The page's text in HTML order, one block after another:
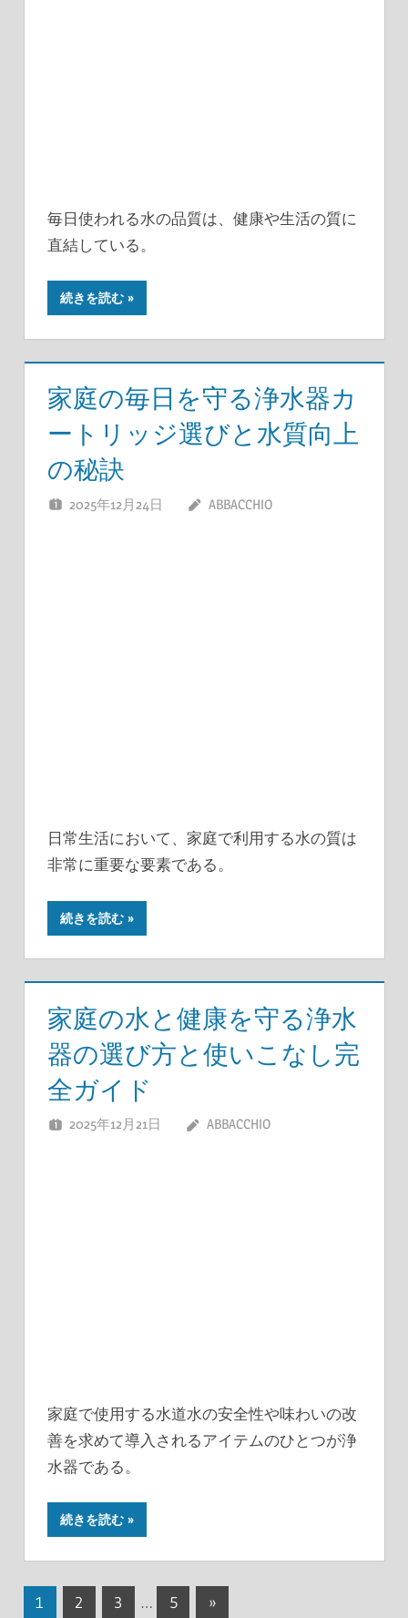
毎日使われる水の品質は、健康や生活の質に
直結している。
続きを読む
家庭の毎日を守る浄水器カ
ートリッジ選びと水質向上
の秘訣
2025年12月24日 ABBACCHIO
日常生活において、家庭で利用する水の質は
非常に重要な要素である。
続きを読む
家庭の水と健康を守る浄水
器の選び方と使いこなし完
全ガイド
2025年12月21日 ABBACCHIO
家庭で使用する水道水の安全性や味わいの改
善を求めて導入されるアイテムのひとつが浄
水器である。
続きを読む
投
1 2 3 … 5
次
»